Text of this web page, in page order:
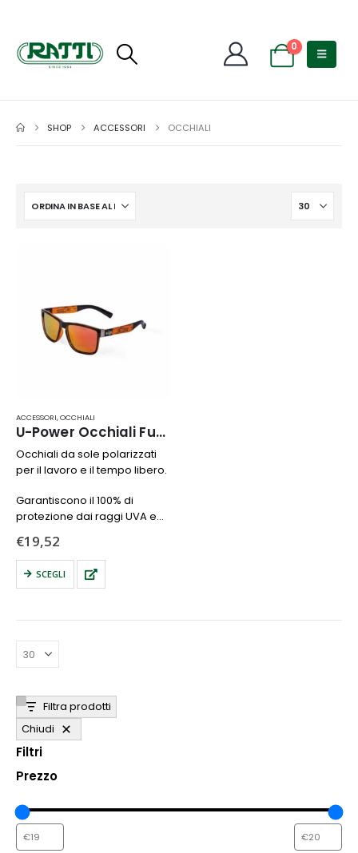
0
SHOP ACCESSORI OCCHIALI
ACCESSORI,OCCHIALI
U-Power Occhiali Future
Occhiali da sole polarizzati
per il lavoro e il tempo libero.
Garantiscono il 100% di
protezione dai raggi UVA e
l’affaticamento visivo.
€19,52
SCEGLI
Questo
Le
opzioni
essere
scelte
nella
pagina
del
prodotto
Filtra prodotti
Chiudi
Filtri
Prezzo